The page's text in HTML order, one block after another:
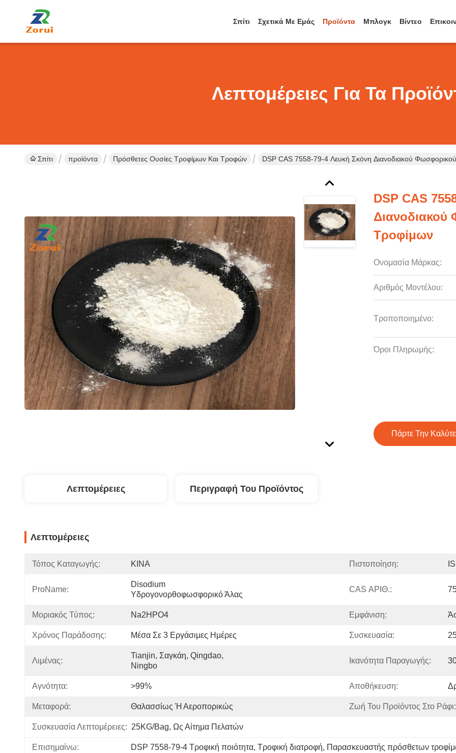
Σπίτι Σχετικά Με Εμάς Προϊόντα Μπλογκ Βίντεο
Λεπτομέρειες Για Τα
Σπίτι προϊόντα Πρόσθετες Ουσίες Τροφίμων Και Τροφών DSP CAS 7558-79-4 Λευκή Σκόνη Διανοδιακού
DSP CAS
Διανοδιακού
Τροφίμων
Ονομασία Μάρκας:
Αριθμός Μοντέλου:
Τροποποιημένο:
Όροι Πληρωμής:
Πάρτε Την
Λεπτομέρειες Περιγραφή Του Προϊόντος
Λεπτομέρειες
Τόπος Καταγωγής: ΚΙΝΑ Πιστοποίηση:
ProName:
Disodium
Υδρογονορθοφωσφορικό Άλας
CAS ΑΡΙΘ.:
Μοριακός Τύπος: Na2HPO4 Εμφάνιση:
Χρόνος Παράδοσης: Μέσα Σε 3 Εργάσιμες Ημέρες Συσκευασία:
Λιμένας:
Tianjin, Σαγκάη, Qingdao,
Ningbo
Ικανότητα Παραγωγής:
Αγνότητα: >99% Αποθήκευση:
Μεταφορά: Θαλασσίως Ή Αεροπορικώς Ζωή Του Προϊόντος Στο Ράφι:
Συσκευασία Λεπτομέρειες: 25KG/bag, Ως Αίτημα Πελατών
Επισημαίνω: DSP 7558-79-4 Τροφική ποιότητα, Τροφική διατροφή, Παρασκευαστής πρόσθετων